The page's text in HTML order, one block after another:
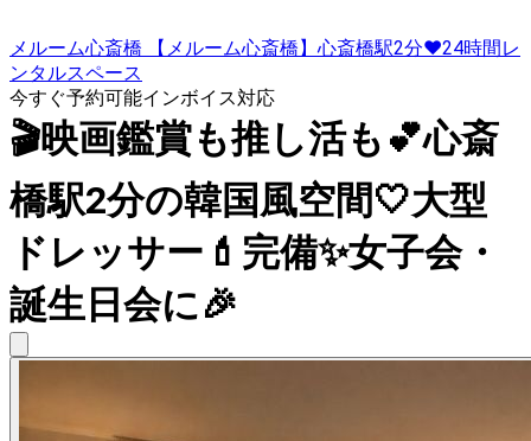
メルーム心斎橋 【メルーム心斎橋】心斎橋駅2分♥24時間レ
ンタルスペース
今すぐ予約可能インボイス対応
🎬映画鑑賞も推し活も💕心斎
橋駅2分の韓国風空間🤍大型
ドレッサー💄完備✨女子会・
誕生日会に🎉